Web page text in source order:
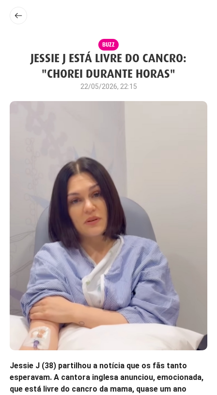
BUZZ
JESSIE J ESTÁ LIVRE DO CANCRO:
"CHOREI DURANTE HORAS"
22/05/2026, 22:15
Jessie J (38) partilhou a notícia que os fãs tanto
esperavam. A cantora inglesa anunciou, emocionada,
que está livre do cancro da mama, quase um ano